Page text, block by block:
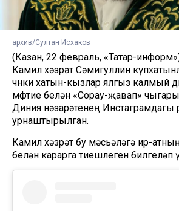
архив/Султан Исхаков
(Казан, 22 февраль, «Татар-
Камил хәзрәт Сәмигуллин
чөнки хатын-кызлар ялгыз калмый
мөфтие белән «Сорау-җавап»
Диния нәзарәтенең Инстаграмдагы
урнаштырылган.
Камил хәзрәт бу мәсьәләгә ир-
белән карарга тиешлеген билгеләп